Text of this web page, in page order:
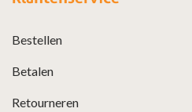
Bestellen
Betalen
Retourneren